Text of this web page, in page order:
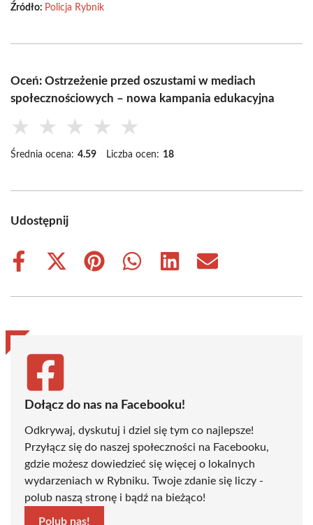
Źródło: Policja Rybnik
Oceń: Ostrzeżenie przed oszustami w mediach
społecznościowych – nowa kampania edukacyjna
★ ★ ★ ★ ★
Średnia ocena: 4.59 Liczba ocen: 18
Udostępnij
Share
Share
(Twitter)
Share
Share
Share
Share
Dołącz do nas na Facebooku!
Odkrywaj, dyskutuj i dziel się tym co najlepsze!
Przyłącz się do naszej społeczności na Facebooku,
gdzie możesz dowiedzieć się więcej o lokalnych
wydarzeniach w Rybniku. Twoje zdanie się liczy -
polub naszą stronę i bądź na bieżąco!
Polub nas!